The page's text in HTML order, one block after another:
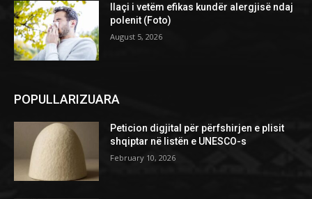
Ilaçi i vetëm efikas kundër alergjisë ndaj
polenit (Foto)
August 5, 2026
POPULLARIZUARA
Peticion digjital për përfshirjen e plisit
shqiptar në listën e UNESCO-s
February 10, 2026